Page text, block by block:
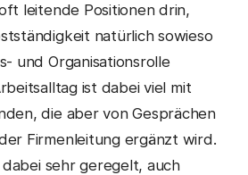
leitende Positionen drin,
natürlich sowieso
und Organisationsrolle
ist dabei viel mit
die aber von Gesprächen
Firmenleitung ergänzt wird.
sehr geregelt, auch